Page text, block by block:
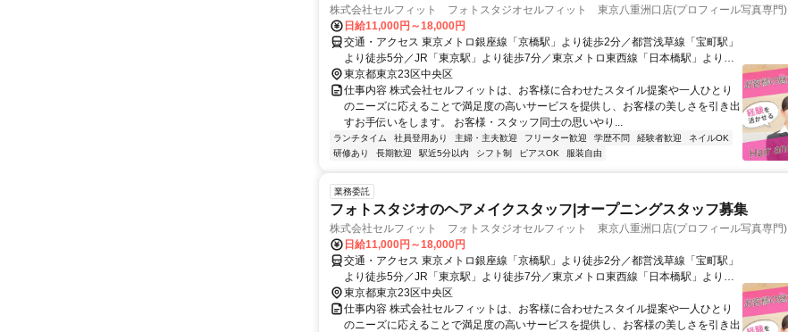
株式会社セルフィット フォトスタジオセルフィット 東京八重洲口店(プロフィール写真専門)
日給11,000円～18,000円
交通・アクセス 東京メトロ銀座線「京橋駅」より徒歩2分／都営浅草線「宝町駅」
より徒歩5分／JR「東京駅」より徒歩7分／東京メトロ東西線「日本橋駅」より徒
歩8分／東京メトロ有楽町線「銀座一丁目駅」より徒歩9分
東京都東京23区中央区
仕事内容 株式会社セルフィットは、お客様に合わせたスタイル提案や一人ひとり
のニーズに応えることで満足度の高いサービスを提供し、お客様の美しさを引き出
すお手伝いをします。 お客様・スタッフ同士の思いやり...
ランチタイム 社員登用あり 主婦・主夫歓迎 フリーター歓迎 学歴不問 経験者歓迎
ネイルOK
研修あり
長期歓迎 駅近5分以内 シフト制 ピアスOK 服装自由
業務委託
フォトスタジオのヘアメイクスタッフ|オープニングスタッフ募集
株式会社セルフィット フォトスタジオセルフィット 東京八重洲口店(プロフィール写真専門)
日給11,000円～18,000円
交通・アクセス 東京メトロ銀座線「京橋駅」より徒歩2分／都営浅草線「宝町駅」
より徒歩5分／JR「東京駅」より徒歩7分／東京メトロ東西線「日本橋駅」より徒
歩8分／東京メトロ有楽町線「銀座一丁目駅」より徒歩9分
東京都東京23区中央区
仕事内容 株式会社セルフィットは、お客様に合わせたスタイル提案や一人ひとり
のニーズに応えることで満足度の高いサービスを提供し、お客様の美しさを引き出